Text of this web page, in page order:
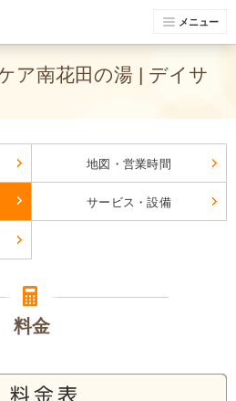
メニュー
ア南花田の湯 | デイサ
地図・営業時間
サービス・設備
料金